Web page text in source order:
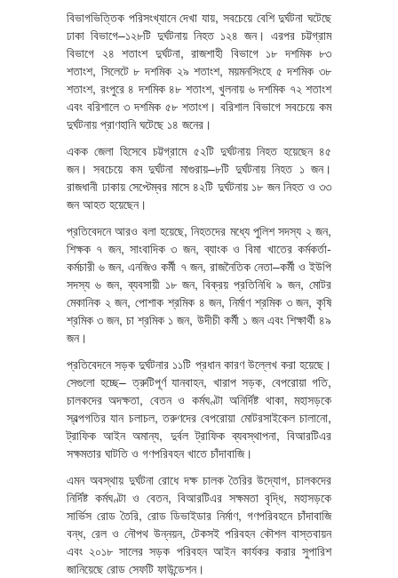
বিভাগভিত্তিক পরিসংখ্যানে দেখা যায়, সবচেয়ে বেশি দুর্ঘটনা ঘটেছে
ঢাকা বিভাগে–১২৮টি দুর্ঘটনায় নিহত ১২৪ জন। এরপর চট্টগ্রাম
বিভাগে ২৪ শতাংশ দুর্ঘটনা, রাজশাহী বিভাগে ১৮ দশমিক ৮৩
শতাংশ, সিলেটে ৮ দশমিক ২৯ শতাংশ, ময়মনসিংহে ৫ দশমিক ৩৮
শতাংশ, রংপুরে ৪ দশমিক ৪৮ শতাংশ, খুলনায় ৬ দশমিক ৭২ শতাংশ
এবং বরিশালে ৩ দশমিক ৫৮ শতাংশ। বরিশাল বিভাগে সবচেয়ে কম
দুর্ঘটনায় প্রাণহানি ঘটেছে ১৪ জনের।
একক জেলা হিসেবে চট্টগ্রামে ৫২টি দুর্ঘটনায় নিহত হয়েছেন ৪৫
জন। সবচেয়ে কম দুর্ঘটনা মাগুরায়–৮টি দুর্ঘটনায় নিহত ১ জন।
রাজধানী ঢাকায় সেপ্টেম্বর মাসে ৪২টি দুর্ঘটনায় ১৮ জন নিহত ও ৩৩
জন আহত হয়েছেন।
প্রতিবেদনে আরও বলা হয়েছে, নিহতদের মধ্যে পুলিশ সদস্য ২ জন,
শিক্ষক ৭ জন, সাংবাদিক ৩ জন, ব্যাংক ও বিমা খাতের কর্মকর্তা-
কর্মচারী ৬ জন, এনজিও কর্মী ৭ জন, রাজনৈতিক নেতা–কর্মী ও ইউপি
সদস্য ৬ জন, ব্যবসায়ী ১৮ জন, বিক্রয় প্রতিনিধি ৯ জন, মোটর
মেকানিক ২ জন, পোশাক শ্রমিক ৪ জন, নির্মাণ শ্রমিক ৩ জন, কৃষি
শ্রমিক ৩ জন, চা শ্রমিক ১ জন, উদীচী কর্মী ১ জন এবং শিক্ষার্থী ৪৯
জন।
প্রতিবেদনে সড়ক দুর্ঘটনার ১১টি প্রধান কারণ উল্লেখ করা হয়েছে।
সেগুলো হচ্ছে– ত্রুটিপূর্ণ যানবাহন, খারাপ সড়ক, বেপরোয়া গতি,
চালকদের অদক্ষতা, বেতন ও কর্মঘণ্টা অনির্দিষ্ট থাকা, মহাসড়কে
স্বল্পগতির যান চলাচল, তরুণদের বেপরোয়া মোটরসাইকেল চালানো,
ট্রাফিক আইন অমান্য, দুর্বল ট্রাফিক ব্যবস্থাপনা, বিআরটিএর
সক্ষমতার ঘাটতি ও গণপরিবহন খাতে চাঁদাবাজি।
এমন অবস্থায় দুর্ঘটনা রোধে দক্ষ চালক তৈরির উদ্যোগ, চালকদের
নির্দিষ্ট কর্মঘণ্টা ও বেতন, বিআরটিএর সক্ষমতা বৃদ্ধি, মহাসড়কে
সার্ভিস রোড তৈরি, রোড ডিভাইডার নির্মাণ, গণপরিবহনে চাঁদাবাজি
বন্ধ, রেল ও নৌপথ উন্নয়ন, টেকসই পরিবহন কৌশল বাস্তবায়ন
এবং ২০১৮ সালের সড়ক পরিবহন আইন কার্যকর করার সুপারিশ
জানিয়েছে রোড সেফটি ফাউন্ডেশন।